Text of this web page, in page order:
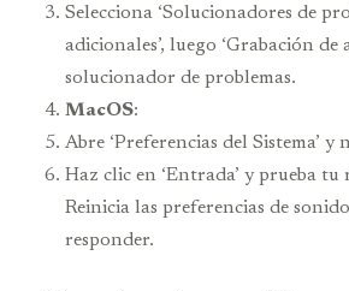
Selecciona ‘Solucionadores de
adicionales’, luego ‘Grabación de
solucionador de problemas.
MacOS:
Abre ‘Preferencias del Sistema’ y
Haz clic en ‘Entrada’ y prueba
Reinicia las preferencias de
responder.